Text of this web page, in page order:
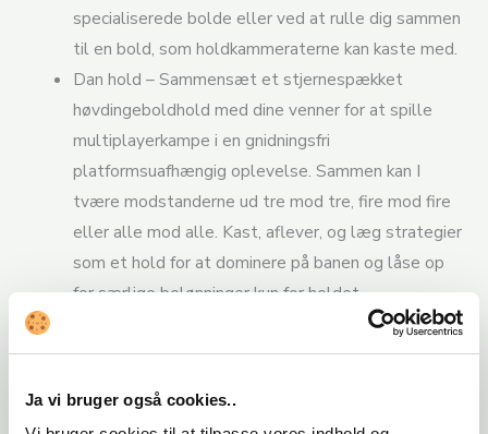
Ja vi bruger også cookies..
specialiserede bolde eller ved at rulle dig sammen
til en bold, som holdkammeraterne kan kaste med.
Dan hold – Sammensæt et stjernespækket
høvdingeboldhold med dine venner for at spille
multiplayerkampe i en gnidningsfri
platformsuafhængig oplevelse. Sammen kan I
tvære modstanderne ud tre mod tre, fire mod fire
eller alle mod alle. Kast, aflever, og læg strategier
som et hold for at dominere på banen og låse op
for særlige belønninger kun for holdet.
Definer din stil – Vis din status og dit unikke look
frem ved hjælp af figur- og holddesigns med mange
udseende, dit udstyr og din attitude lige fra